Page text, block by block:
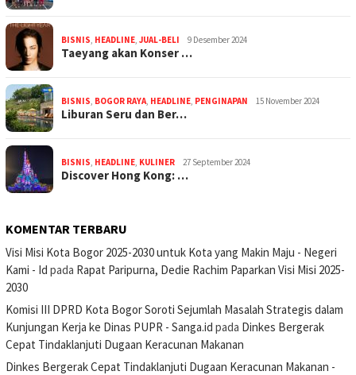
BISNIS HEADLINE JUAL-BELI 9 Desember 2024
Taeyang akan Konser …
BISNIS BOGOR RAYA HEADLINE PENGINAPAN 15 November 2024
Liburan Seru dan Ber…
BISNIS HEADLINE KULINER 27 September 2024
Discover Hong Kong: …
KOMENTAR TERBARU
Visi Misi Kota Bogor 2025-2030 untuk Kota yang Makin Maju - Negeri
Kami - Id pada Rapat Paripurna, Dedie Rachim Paparkan Visi Misi 2025-
2030
Komisi III DPRD Kota Bogor Soroti Sejumlah Masalah Strategis dalam
Kunjungan Kerja ke Dinas PUPR - Sanga.id pada Dinkes Bergerak
Cepat Tindaklanjuti Dugaan Keracunan Makanan
Dinkes Bergerak Cepat Tindaklanjuti Dugaan Keracunan Makanan -